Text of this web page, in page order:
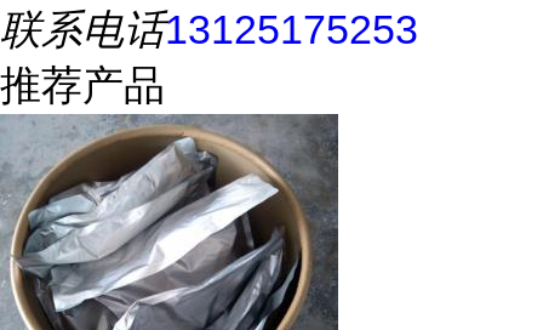
联系电话13125175253
推荐产品